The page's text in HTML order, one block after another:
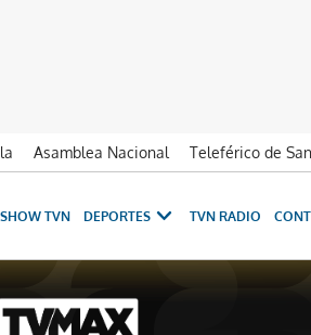
Asamblea Nacional
Teleférico de
SHOW TVN DEPORTES TVN RADIO